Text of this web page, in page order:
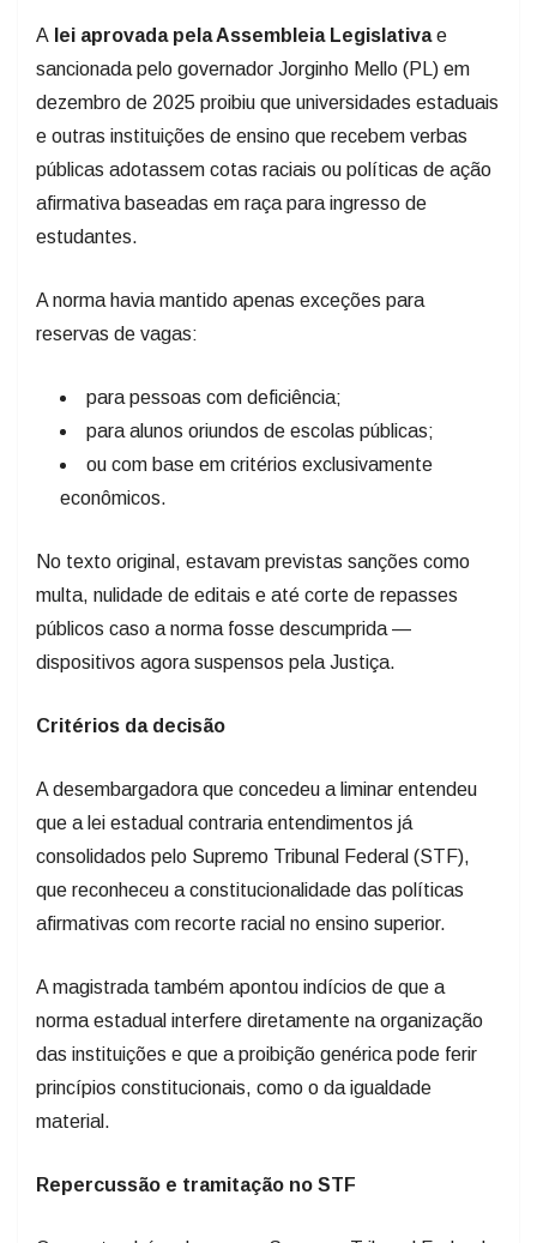
A lei aprovada pela Assembleia Legislativae
sancionada pelo governador Jorginho Mello (PL) em
dezembro de 2025 proibiu que universidades estaduais
e outras instituições de ensino que recebem verbas
públicas adotassem cotas raciais ou políticas de ação
afirmativa baseadas em raça para ingresso de
estudantes.
A norma havia mantido apenas exceções para
reservas de vagas:
para pessoas com deficiência;
para alunos oriundos de escolas públicas;
ou com base em critérios exclusivamente
econômicos.
No texto original, estavam previstas sanções como
multa, nulidade de editais e até corte de repasses
públicos caso a norma fosse descumprida —
dispositivos agora suspensos pela Justiça.
Critérios da decisão
A desembargadora que concedeu a liminar entendeu
que a lei estadual contraria entendimentos já
consolidados pelo Supremo Tribunal Federal (STF),
que reconheceu a constitucionalidade das políticas
afirmativas com recorte racial no ensino superior.
A magistrada também apontou indícios de que a
norma estadual interfere diretamente na organização
das instituições e que a proibição genérica pode ferir
princípios constitucionais, como o da igualdade
material.
Repercussão e tramitação no STF